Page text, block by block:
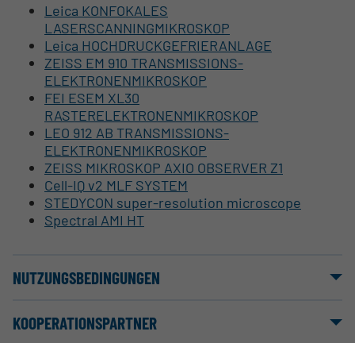
Leica KONFOKALES
LASERSCANNINGMIKROSKOP
Leica HOCHDRUCKGEFRIERANLAGE
ZEISS EM 910 TRANSMISSIONS-
ELEKTRONENMIKROSKOP
FEI ESEM XL30
RASTERELEKTRONENMIKROSKOP
LEO 912 AB TRANSMISSIONS-
ELEKTRONENMIKROSKOP
ZEISS MIKROSKOP AXIO OBSERVER Z1
Cell-IQ v2 MLF SYSTEM
STEDYCON super-resolution micro­scope
Spectral AMI HT
NUTZUNGSBEDINGUNGEN
KOOPERATIONSPARTNER